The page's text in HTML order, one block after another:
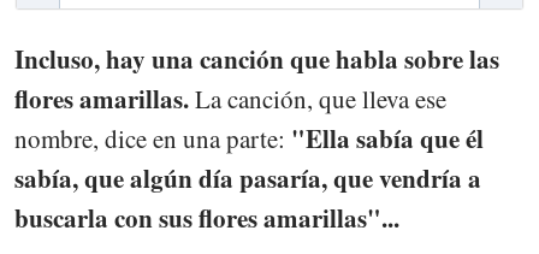
Incluso, hay una canción que habla sobre las
flores amarillas.La canción, que lleva ese
nombre, dice en una parte: "Ella sabía que él
sabía, que algún día pasaría, que vendría a
buscarla con sus flores amarillas"...